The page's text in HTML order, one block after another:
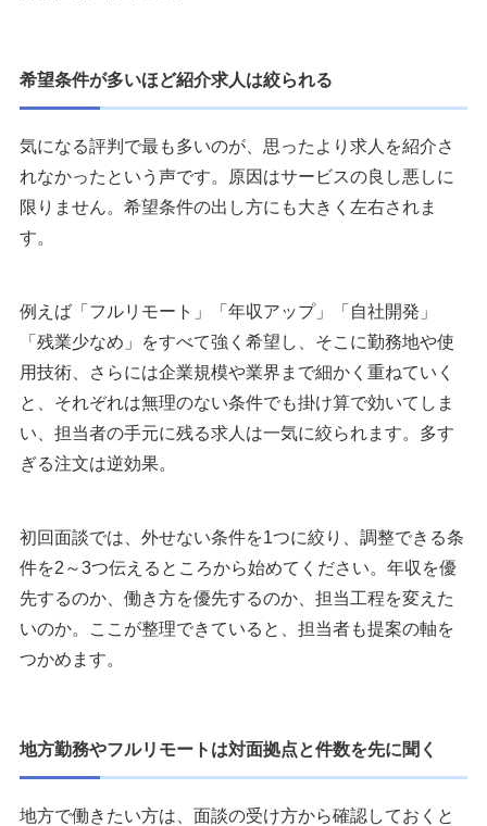
希望条件が多いほど紹介求人は絞られる
気になる評判で最も多いのが、思ったより求人を紹介さ
れなかったという声です。原因はサービスの良し悪しに
限りません。希望条件の出し方にも大きく左右されま
す。
例えば「フルリモート」「年収アップ」「自社開発」
「残業少なめ」をすべて強く希望し、そこに勤務地や使
用技術、さらには企業規模や業界まで細かく重ねていく
と、それぞれは無理のない条件でも掛け算で効いてしま
い、担当者の手元に残る求人は一気に絞られます。多す
ぎる注文は逆効果。
初回面談では、外せない条件を1つに絞り、調整できる条
件を2～3つ伝えるところから始めてください。年収を優
先するのか、働き方を優先するのか、担当工程を変えた
いのか。ここが整理できていると、担当者も提案の軸を
つかめます。
地方勤務やフルリモートは対面拠点と件数を先に聞く
地方で働きたい方は、面談の受け方から確認しておくと